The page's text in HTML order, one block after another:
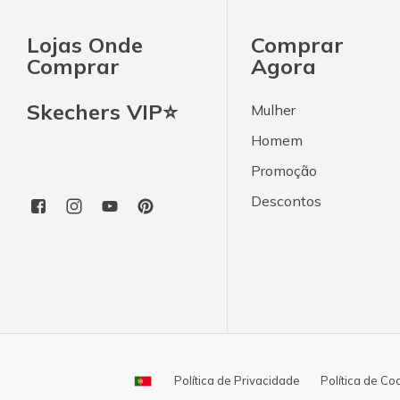
Lojas Onde
Comprar
Skechers VIP⭐
Comprar
Agora
Mulher
Homem
Promoção
Descontos
Política de Privacidade Política de